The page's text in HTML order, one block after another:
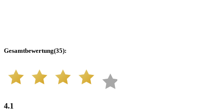
Gesamtbewertung(35):
4.1